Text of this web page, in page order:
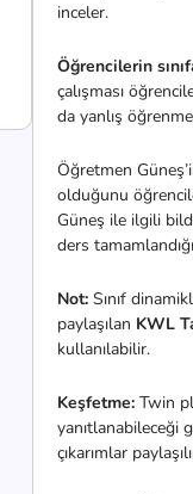
inceler.
Öğrencilerin
çalışması
da yanlış
Öğretmen
olduğunu
Güneş ile ilgili
ders
Not: Sınıf
paylaşılan KWL
kullanılabilir.
Keşfetme: Twin
yanıtlanabileceği
çıkarımlar